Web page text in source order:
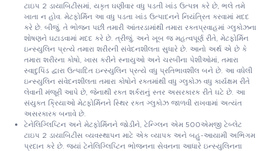
ટાઇપ 2 ડાયાબિટીસમાં, યકૃત ઘણીવાર વધુ પડતી ખાંડ ઉત્પન્ન કરે છે, ભલે તમે
ખાતા ન હોવ. મેટફોર્મિન આ વધુ પડતા ખાંડ ઉત્પાદનને નિયંત્રિત કરવામાં મદદ
કરે છે. બીજું, તે ભોજન પછી તમારી આંતરડામાંથી તમારા રક્તપ્રવાહમાં ગ્લુકોઝના
શોષણને ઘટાડવામાં મદદ કરે છે. ત્રીજું, અને ખૂબ જ મહત્વપૂર્ણ રીતે, મેટફોર્મિન
ઇન્સ્યુલિન પ્રત્યે તમારા શરીરની સંવેદનશીલતા સુધારે છે. આનો અર્થ એ છે કે
તમારા શરીરના કોષો, ખાસ કરીને સ્નાયુઓ અને ચરબીના પેશીઓમાં, તમારા
સ્વાદુપિંડ દ્વારા ઉત્પાદિત ઇન્સ્યુલિન પ્રત્યે વધુ પ્રતિભાવશીલ બને છે. આ વધેલી
ઇન્સ્યુલિન સંવેદનશીલતા તમારા કોષોને રક્તમાંથી વધુ ગ્લુકોઝ વધુ કાર્યક્ષમ રીતે
લેવાની મંજૂરી આપે છે, જેનાથી રક્ત શર્કરાનું સ્તર અસરકારક રીતે ઘટે છે. આ
સંયુક્ત ક્રિયાઓ મેટફોર્મિનને સ્થિર રક્ત ગ્લુકોઝ જાળવી રાખવામાં અત્યંત
અસરકારક બનાવે છે.
ટેનેલિગ્લિપ્ટિન અને મેટફોર્મિનને જોડીને, ટેન્ગ્લિન એમ 500એમજી ટેબ્લેટ
ટાઇપ 2 ડાયાબિટીસ વ્યવસ્થાપન માટે એક વ્યાપક અને બહુ-આયામી અભિગમ
પ્રદાન કરે છે. જ્યાં ટેનેલિગ્લિપ્ટિન ભોજનના સેવનના આધારે ઇન્સ્યુલિનના